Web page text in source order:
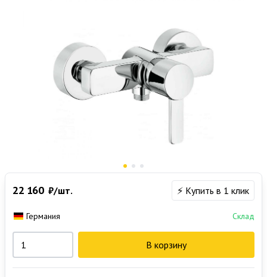
22 160 ₽/шт. ⚡ Купить в 1 клик
Германия Склад
В корзину